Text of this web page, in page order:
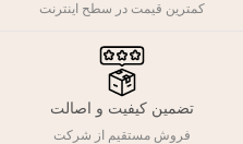
کمترین قیمت در سطح اینترنت
تضمین کیفیت و اصالت
فروش مستقیم از شرکت